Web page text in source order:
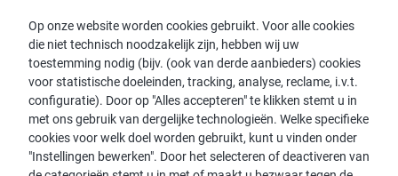
Op onze website worden cookies gebruikt. Voor alle cookies
die niet technisch noodzakelijk zijn, hebben wij uw
toestemming nodig (bijv. (ook van derde aanbieders) cookies
voor statistische doeleinden, tracking, analyse, reclame, i.v.t.
configuratie). Door op "Alles accepteren" te klikken stemt u in
met ons gebruik van dergelijke technologieën. Welke specifieke
cookies voor welk doel worden gebruikt, kunt u vinden onder
"Instellingen bewerken". Door het selecteren of deactiveren van
Consulent zoeken
Contact met proWIN
Service-FAQ